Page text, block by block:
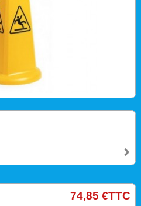
74,85 €TTC